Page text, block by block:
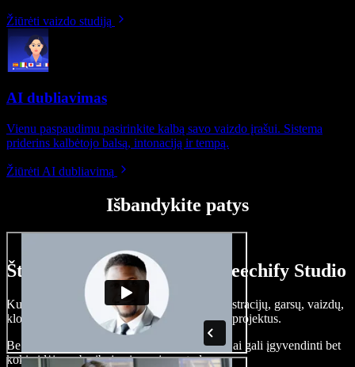
Žiūrėti vaizdo studiją
AI dubliavimas
Vienu paspaudimu pasirinkite kalbą savo vaizdo įrašui. Sistema
priderins kalbėtojo balsą, intonaciją ir tempą.
Žiūrėti AI dubliavimą
Išbandykite patys
Štai ką galite nuveikti su Speechify Studio
Kurkite įgarsinimus, pridėkite nemokamų iliustracijų, garsų, vaizdų,
klonuokite balsą – kurkite pilnus, įspūdingus projektus.
Be jokių mokymų ir viskas naršyklėje – kūrėjai gali įgyvendinti bet
kokią idėją, neberibojami senųjų metodų.